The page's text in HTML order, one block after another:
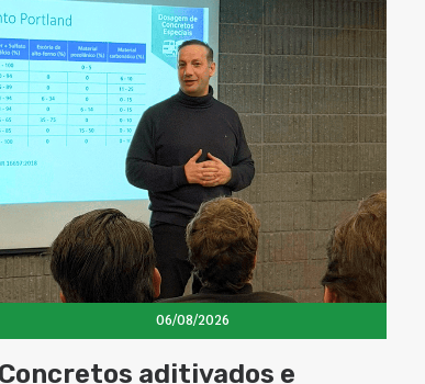
06/08/2026
Concretos aditivados e